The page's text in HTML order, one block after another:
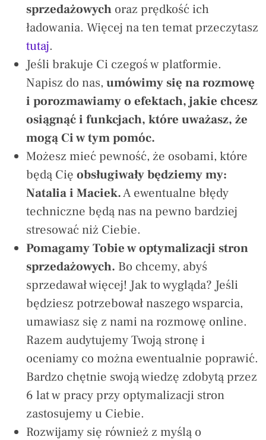
sprzedażowych oraz prędkość ich
ładowania. Więcej na ten temat przeczytasz
tutaj.
Jeśli brakuje Ci czegoś w platformie.
Napisz do nas, umówimy się na rozmowę
i porozmawiamy o efektach, jakie chcesz
osiągnąć i funkcjach, które uważasz, że
mogą Ci w tym pomóc.
Możesz mieć pewność, że osobami, które
będą Cię obsługiwały będziemy my:
Natalia i Maciek.A ewentualne błędy
techniczne będą nas na pewno bardziej
stresować niż Ciebie.
Pomagamy Tobie w optymalizacji stron
sprzedażowych. Bo chcemy, abyś
sprzedawał więcej! Jak to wygląda? Jeśli
będziesz potrzebował naszego wsparcia,
umawiasz się z nami na rozmowę online.
Razem audytujemy Twoją stronę i
oceniamy co można ewentualnie poprawić.
Bardzo chętnie swoją wiedzę zdobytą przez
6 lat w pracy przy optymalizacji stron
zastosujemy u Ciebie.
Rozwijamy się również z myślą o